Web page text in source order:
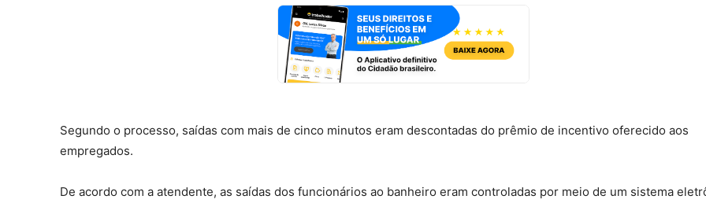
Segundo o processo, saídas com mais de cinco minutos eram descontadas do prêmio de incentivo oferecido aos
empregados.
De acordo com a atendente, as saídas dos funcionários ao banheiro eram controladas por meio de um sistema